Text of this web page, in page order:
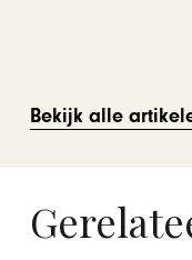
Bekijk alle